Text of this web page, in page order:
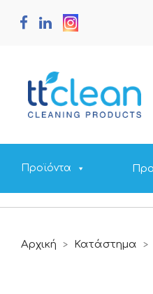
Προϊόντα
Αρχική > Κατάστημα >